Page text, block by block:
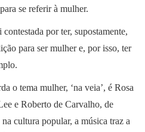
se referir à mulher.
por ter, supostamente,
para ser mulher e, por isso, ter
o tema mulher, ‘na veia’, é Rosa
e Roberto de Carvalho, de
cultura popular, a música traz a